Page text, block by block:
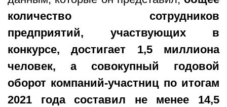
количество сотрудников
предприятий, участвующих в
конкурсе, достигает 1,5 миллиона
человек, а совокупный годовой
оборот компаний-участниц по итогам
2021 года составил не менее 14,5